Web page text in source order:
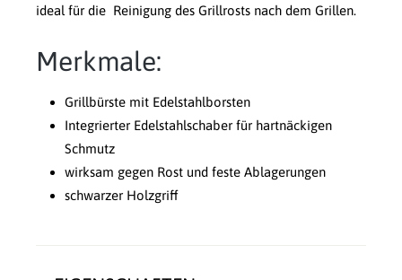
ideal für die Reinigung des Grillrosts nach dem Grillen.
Merkmale:
Grillbürste mit Edelstahlborsten
Integrierter Edelstahlschaber für hartnäckigen
Schmutz
wirksam gegen Rost und feste Ablagerungen
schwarzer Holzgriff